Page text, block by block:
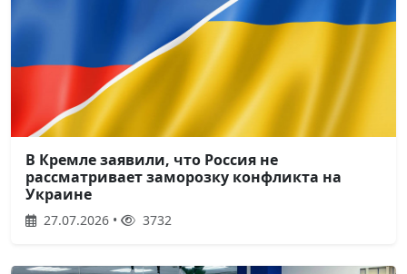
В Кремле заявили, что Россия не
рассматривает заморозку конфликта на
Украине
27.07.2026 • 3732